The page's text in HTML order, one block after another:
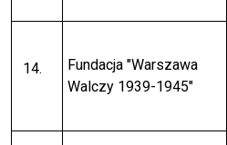
Fundacja "Warszawa
Walczy 1939-1945"